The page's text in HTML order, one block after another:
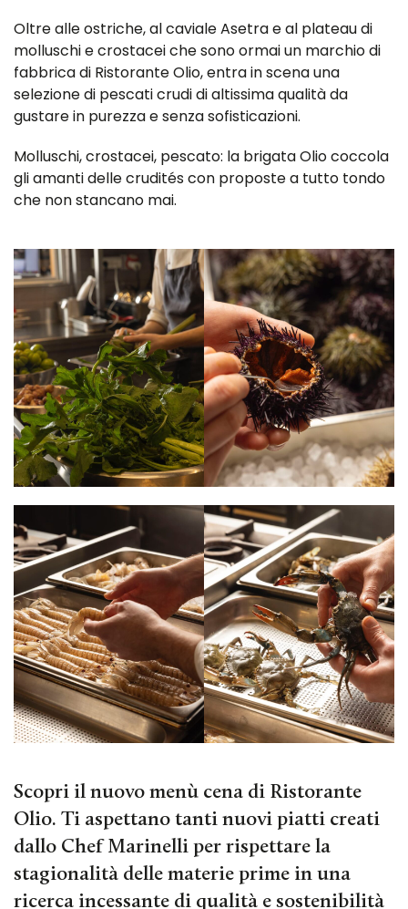
Oltre alle ostriche, al caviale Asetra e al plateau di
molluschi e crostacei che sono ormai un marchio di
fabbrica di Ristorante Olio, entra in scena una
selezione di pescati crudi di altissima qualità da
gustare in purezza e senza sofisticazioni.
Molluschi, crostacei, pescato: la brigata Olio coccola
gli amanti delle crudités con proposte a tutto tondo
che non stancano mai.
Scopri il nuovo menù cena di Ristorante
Olio. Ti aspettano tanti nuovi piatti creati
dallo Chef Marinelli per rispettare la
stagionalità delle materie prime in una
ricerca incessante di qualità e sostenibilità